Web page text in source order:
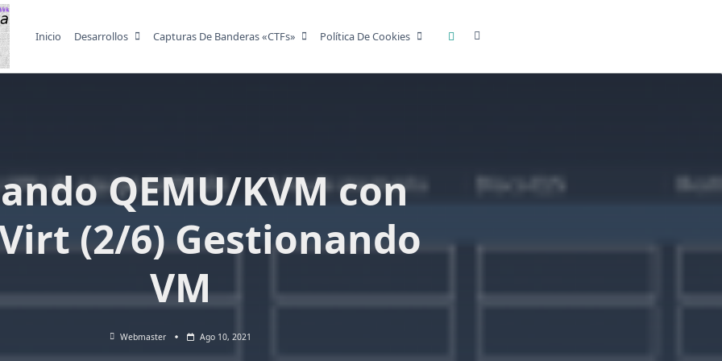
Inicio Desarrollos Capturas De Banderas «CTFs» Política De Cookies
QEMU/KVM con
(2/6) Gestionando
VM
Webmaster Ago 10, 2021